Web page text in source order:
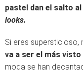
pastel dan el salto
looks.
Si eres supersticioso,
va a ser el más
moda se han